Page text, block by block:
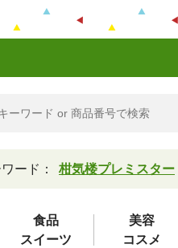
ード： 柑気楼プレミスター
食品
スイーツ
美容
コスメ